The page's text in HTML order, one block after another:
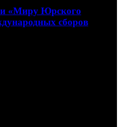
«Миру Юрского
сборов